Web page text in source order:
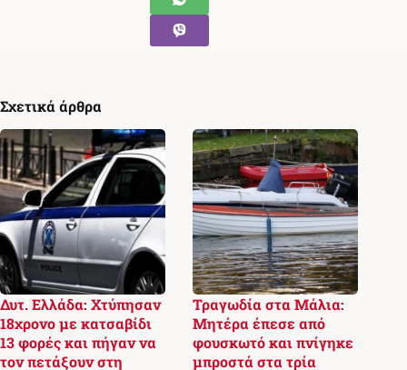
Σχετικά άρθρα
Δυτ. Ελλάδα: Χτύπησαν
18χρονο με κατσαβίδι
13 φορές και πήγαν να
τον πετάξουν στη
Τραγωδία στα Μάλια:
Μητέρα έπεσε από
φουσκωτό και πνίγηκε
μπροστά στα τρία